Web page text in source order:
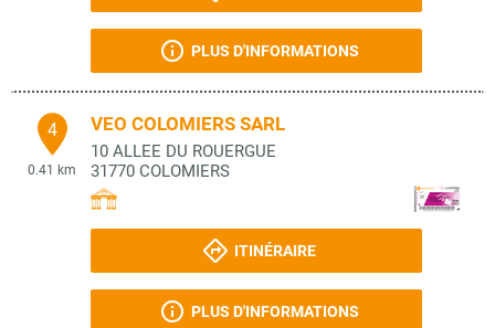
PLUS D'INFORMATIONS
4
0.41 km
VEO COLOMIERS SARL
10 ALLEE DU ROUERGUE
31770 COLOMIERS
ITINÉRAIRE
PLUS D'INFORMATIONS